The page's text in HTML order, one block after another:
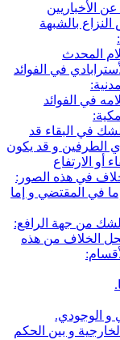
الأخباريين
بالشبهة
المحدث
في الفوائد
في الفوائد
في البقاء قد
و قد يكون
الارتفاع
في هذه الصور:
في المقتضي و إما
من جهة الرافع:
الخلاف من هذه
الوجودي.
و بين الحكم